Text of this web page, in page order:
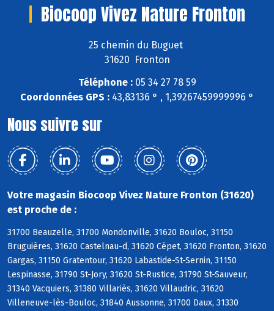
Biocoop Vivez Nature Fronton
25 chemin du Buguet
31620 Fronton
Téléphone :05 34 27 78 59
Coordonnées GPS : 43,83136 ° , 1,39267459999996 °
Nous suivre sur
Votre magasin Biocoop Vivez Nature Fronton (31620)
est proche de :
31700 Beauzelle, 31700 Mondonville, 31620 Bouloc, 31150
Bruguières, 31620 Castelnau-d, 31620 Cépet, 31620 Fronton, 31620
Gargas, 31150 Gratentour, 31620 Labastide-St-Sernin, 31150
Lespinasse, 31790 St-Jory, 31620 St-Rustice, 31790 St-Sauveur,
31340 Vacquiers, 31380 Villariès, 31620 Villaudric, 31620
Villeneuve-lès-Bouloc, 31840 Aussonne, 31700 Daux, 31330